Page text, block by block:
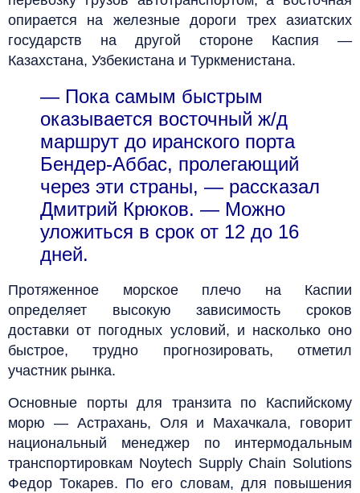
опирается на железные дороги трех азиатских
государств на другой стороне Каспия —
Казахстана, Узбекистана и Туркменистана.
— Пока самым быстрым
оказывается восточный ж/д
маршрут до иранского порта
Бендер-Аббас, пролегающий
через эти страны, — рассказал
Дмитрий Крюков. — Можно
уложиться в срок от 12 до 16
дней.
Протяженное морское плечо на Каспии
определяет высокую зависимость сроков
доставки от погодных условий, и насколько оно
быстрое, трудно прогнозировать, отметил
участник рынка.
Основные порты для транзита по Каспийскому
морю — Астрахань, Оля и Махачкала, говорит
национальный менеджер по интермодальным
транспортировкам Noytech Supply Chain Solutions
Федор Токарев. По его словам, для повышения